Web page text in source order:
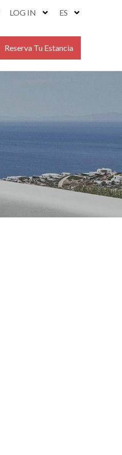
LOG IN ES
Reserva Tu Estancia